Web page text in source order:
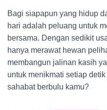
Bagi siapapun yang hidup
hari adalah peluang untuk
bersama. Dengan sedikit
hanya merawat hewan
membangun jalinan kasih
untuk menikmati setiap
sahabat berbulu kamu?